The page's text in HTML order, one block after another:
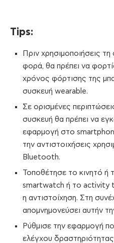
Tips:
Πριν χρησιμοποιήσεις
φορά, θα πρέπει να
χρόνος φόρτισης της
συσκευή wearable.
Σε ορισμένες
συσκευή θα πρέπει να
εφαρμογή στο
την αντιστοιχήσεις
Bluetooth.
Τοποθέτησε το κινητό
smartwatch ή το activity
η αντιστοίχηση. Στη
απομνημονεύσει αυτήν
Ρύθμισε την εφαρμογή
ελέγχου